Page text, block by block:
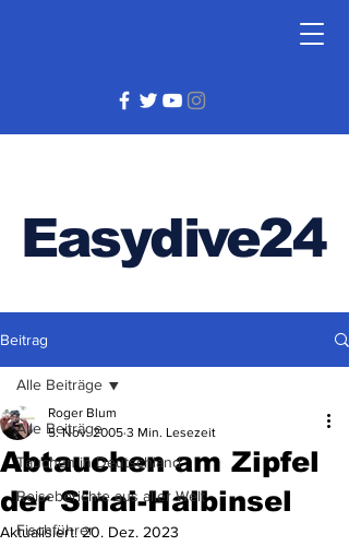
Easydive24
Beitrag
Alle Beiträge
Tauchen in Deutschland
Reiseberichte aus aller Welt
Fischführer
Alle Beiträge
Abtauchen am Zipfel
der Sinai-Halbinsel
Roger Blum
5. Nov. 2005 3 Min. Lesezeit
Aktualisiert:20. Dez. 2023